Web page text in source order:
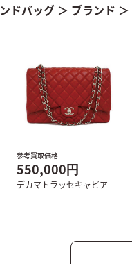
ドバッグ ＞ ブランド ＞
参考買取価格
550,000円
デカマトラッセキャビア